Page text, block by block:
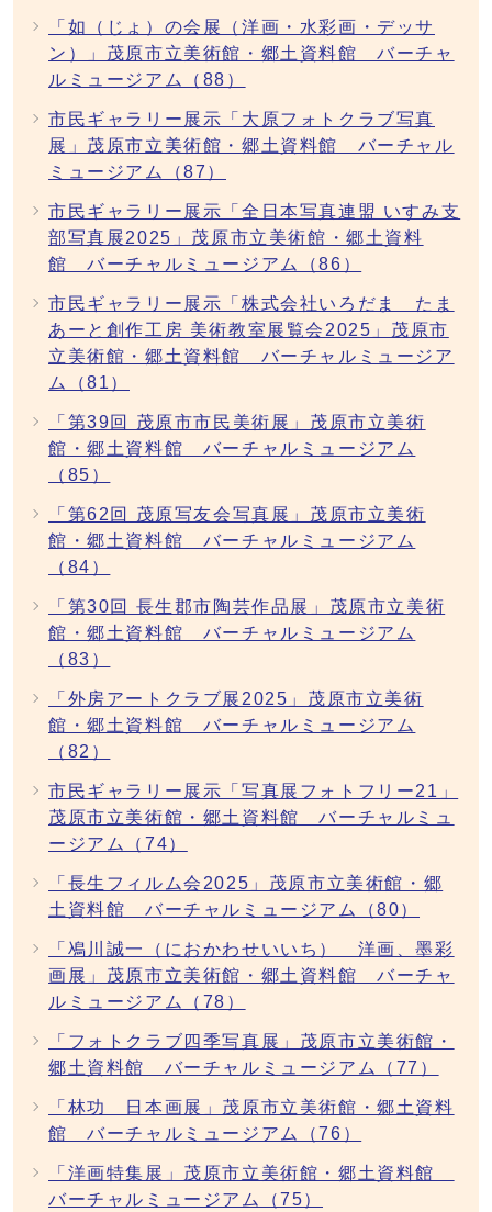
「如（じょ）の会展（洋画・水彩画・デッサ
ン）」茂原市立美術館・郷土資料館 バーチャ
ルミュージアム（88）
市民ギャラリー展示「大原フォトクラブ写真
展」茂原市立美術館・郷土資料館 バーチャル
ミュージアム（87）
市民ギャラリー展示「全日本写真連盟 いすみ支
部写真展2025」茂原市立美術館・郷土資料
館 バーチャルミュージアム（86）
市民ギャラリー展示「株式会社いろだま たま
あーと創作工房 美術教室展覧会2025」茂原市
立美術館・郷土資料館 バーチャルミュージア
ム（81）
「第39回 茂原市市民美術展」茂原市立美術
館・郷土資料館 バーチャルミュージアム
（85）
「第62回 茂原写友会写真展」茂原市立美術
館・郷土資料館 バーチャルミュージアム
（84）
「第30回 長生郡市陶芸作品展」茂原市立美術
館・郷土資料館 バーチャルミュージアム
（83）
「外房アートクラブ展2025」茂原市立美術
館・郷土資料館 バーチャルミュージアム
（82）
市民ギャラリー展示「写真展フォトフリー21」
茂原市立美術館・郷土資料館 バーチャルミュ
ージアム（74）
「長生フィルム会2025」茂原市立美術館・郷
土資料館 バーチャルミュージアム（80）
「鳰川誠一（におかわせいいち） 洋画、墨彩
画展」茂原市立美術館・郷土資料館 バーチャ
ルミュージアム（78）
「フォトクラブ四季写真展」茂原市立美術館・
郷土資料館 バーチャルミュージアム（77）
「林功 日本画展」茂原市立美術館・郷土資料
館 バーチャルミュージアム（76）
「洋画特集展」茂原市立美術館・郷土資料館
バーチャルミュージアム（75）